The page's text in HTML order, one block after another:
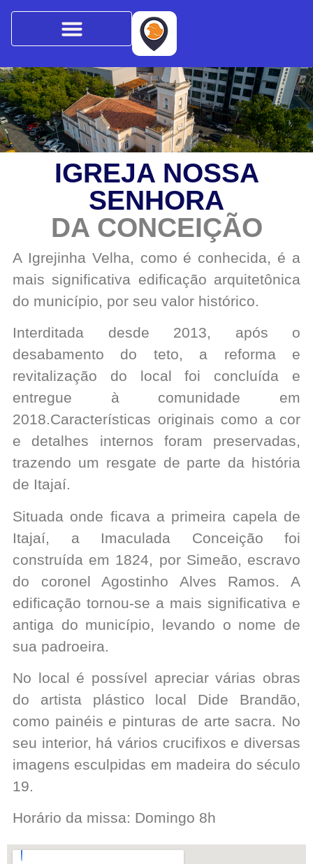
IGREJA NOSSA
SENHORA
DA CONCEIÇÃO
A Igrejinha Velha, como é conhecida, é a
mais significativa edificação arquitetônica
do município, por seu valor histórico.
Interditada desde 2013, após o
desabamento do teto, a reforma e
revitalização do local foi concluída e
entregue à comunidade em
2018.Características originais como a cor
e detalhes internos foram preservadas,
trazendo um resgate de parte da história
de Itajaí.
​Situada onde ficava a primeira capela de
Itajaí, a Imaculada Conceição foi
construída em 1824, por Simeão, escravo
do coronel Agostinho Alves Ramos. A
edificação tornou-se a mais significativa e
antiga do município, levando o nome de
sua padroeira.
No local é possível apreciar várias obras
do artista plástico local Dide Brandão,
como painéis e pinturas de arte sacra. No
seu interior, há vários crucifixos e diversas
imagens esculpidas em madeira do século
19.
Horário da missa: Domingo 8h